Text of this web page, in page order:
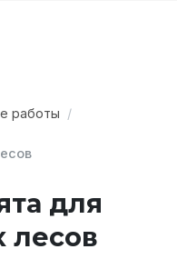
работы
для
лесов